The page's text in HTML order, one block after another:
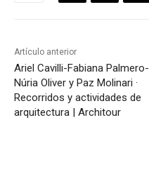
Artículo anterior
Ariel Cavilli-Fabiana Palmero-
Núria Oliver y Paz Molinari ·
Recorridos y actividades de
arquitectura | Architour